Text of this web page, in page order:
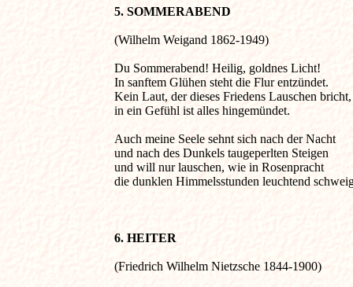
5. SOMMERABEND
(Wilhelm Weigand 1862-1949)
Du Sommerabend! Heilig, goldnes Licht!
In sanftem Glühen steht die Flur entzündet.
Kein Laut, der dieses Friedens Lauschen bricht,
in ein Gefühl ist alles hingemündet.
Auch meine Seele sehnt sich nach der Nacht
und nach des Dunkels taugeperlten Steigen
und will nur lauschen, wie in Rosenpracht
die dunklen Himmelsstunden leuchtend
6. HEITER
(Friedrich Wilhelm Nietzsche 1844-1900)